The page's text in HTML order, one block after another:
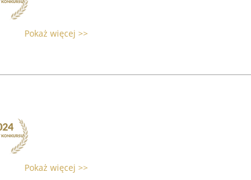
Pokaż więcej >>
Pokaż więcej >>